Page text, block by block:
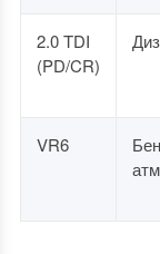
2.0 TDI
(PD/CR)
VR6